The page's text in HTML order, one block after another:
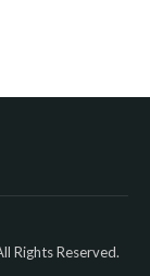
Rights Reserved.